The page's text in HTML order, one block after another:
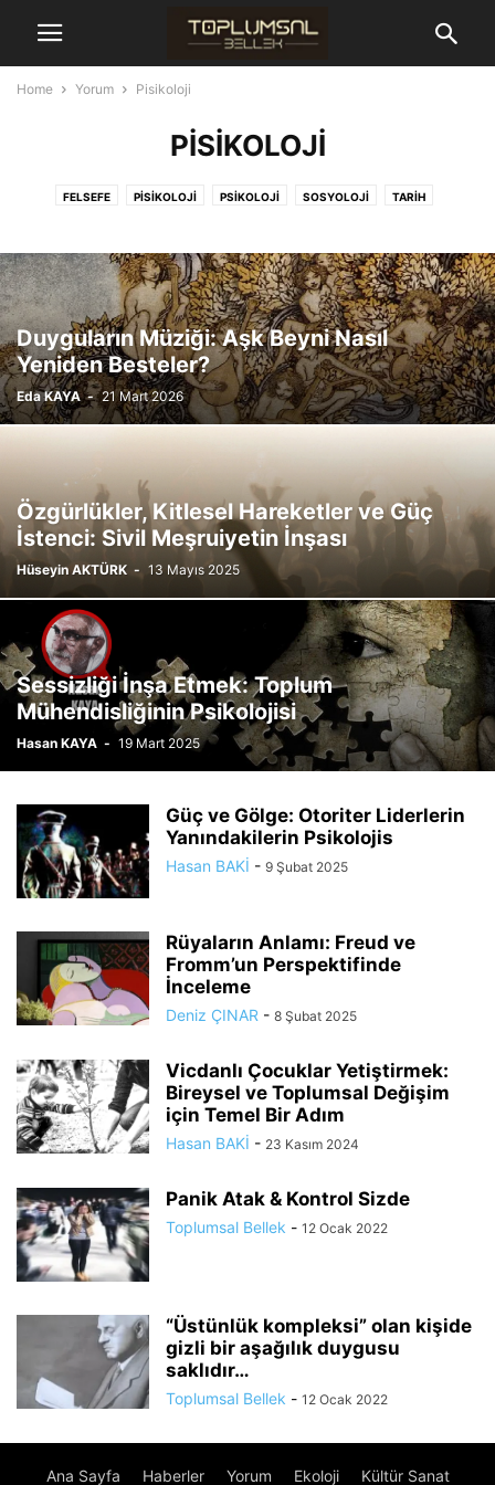
Home Yorum Pisikoloji
PISIKOLOJI
FELSEFE PISIKOLOJI PSIKOLOJI SOSYOLOJI TARIH
Duyguların Müziği: Aşk Beyni Nasıl
Yeniden Besteler?
Eda KAYA - 21 Mart 2026
Özgürlükler, Kitlesel Hareketler ve Güç
İstenci: Sivil Meşruiyetin İnşası
Hüseyin AKTÜRK - 13 Mayıs 2025
Sessizliği İnşa Etmek: Toplum
Mühendisliğinin Psikolojisi
Hasan KAYA - 19 Mart 2025
Güç ve Gölge: Otoriter Liderlerin
Yanındakilerin Psikolojis
Hasan BAKİ - 9 Şubat 2025
Rüyaların Anlamı: Freud ve
Fromm’un Perspektifinde
İnceleme
Deniz ÇINAR - 8 Şubat 2025
Vicdanlı Çocuklar Yetiştirmek:
Bireysel ve Toplumsal Değişim
için Temel Bir Adım
Hasan BAKİ - 23 Kasım 2024
Panik Atak & Kontrol Sizde
Toplumsal Bellek - 12 Ocak 2022
“Üstünlük kompleksi” olan kişide
gizli bir aşağılık duygusu
saklıdır…
Toplumsal Bellek - 12 Ocak 2022
Ana Sayfa Haberler Yorum Ekoloji Kültür Sanat